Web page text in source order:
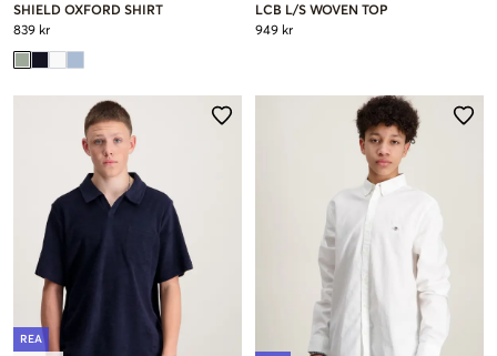
SHIELD OXFORD SHIRT
839 kr
LCB L/S WOVEN TOP
949 kr
REA